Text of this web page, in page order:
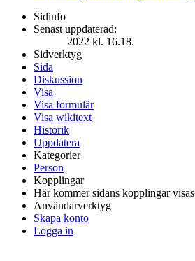
Sidinfo
Senast uppdaterad:
2022 kl. 16.18.
Sidverktyg
Sida
Diskussion
Visa
Visa formulär
Visa wikitext
Historik
Uppdatera
Kategorier
Person
Kopplingar
Här kommer sidans kopplingar visas
Användarverktyg
Skapa konto
Logga in